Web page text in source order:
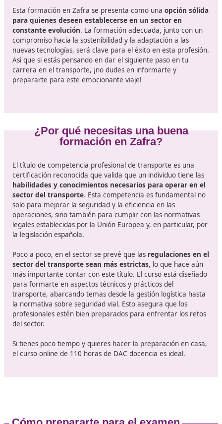
en la sostenibilidad, es necesario comprender cómo
operaciones de transporte pueden ser más
con el medio ambiente.
La industria del transporte es esencial
funcionamiento de la economía española. A medida
adentramos en el futuro del sector, la demanda de
profesionales capacitados y certificados crece a un
acelerado. Obtener el título de competencia
transporte no solo es un requisito legal, sino también
oportunidad para acceder a un mundo laboral lleno de
posibilidades. E
Esta formación en Zafra se presenta como una
para quienes deseen establecerse en un sector en
constante evolución. La formación adecuada, junto
compromiso hacia la sostenibilidad y la adaptación a
nuevas tecnologías, será clave para el éxito en esta
Así que si estás pensando en dar el siguiente paso en
carrera en el transporte, ¡no dudes en informarte y